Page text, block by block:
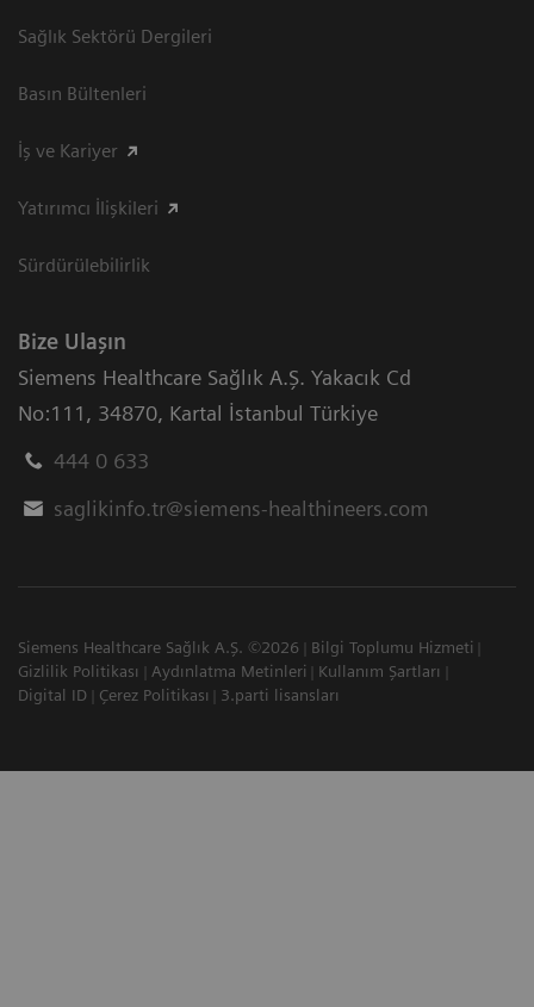
Sağlık Sektörü Dergileri
Basın Bültenleri
İş ve Kariyer
Yatırımcı İlişkileri
Sürdürülebilirlik
Bize Ulaşın
Siemens Healthcare Sağlık A.Ş. Yakacık Cd
No:111 , 34870, Kartal İstanbul Türkiye
444 0 633
saglikinfo.tr@siemens-healthineers.com
Siemens Healthcare Sağlık A.Ş. ©2026
Bilgi Toplumu Hizmeti
Gizlilik Politikası
Aydınlatma Metinleri
Kullanım Şartları
Digital ID
Çerez Politikası 3.parti lisansları